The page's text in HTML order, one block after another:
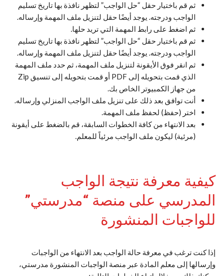
ثم قم باختيار حقل “حل الواجب” لتظهر نافذة بها تاريخ تسليم
الواجب ودرجته. يوجد أيضًا حقل لتنزيل ملف المهمة وإرساله.
ثم اضغط على رابط المهمة التي تريد حلها.
ثم قم باختيار حقل “حل الواجب” لتظهر نافذة بها تاريخ تسليم
الواجب ودرجته. يوجد أيضًا حقل لتنزيل ملف المهمة وإرساله.
ثم انقر فوق الأيقونة لتنزيل ملف المهمة، ثم حدد ملف المهمة
الذي قمت بتحويله إلى PDF أو قمت بتحويله إلى تنسيق Zip
من جهاز الكمبيوتر الخاص بك.
أنت توافق بعد ذلك على تنزيل ملف الواجب المنزلي وإرساله.
اختر (حفظ) لحفظ ملف المهمة.
بعد الانتهاء من كافة الخطوات السابقة، قم بالضغط على أيقونة
(مرئية) ليكون ملف الواجب مرئياً للمعلم.
كيفية معرفة نتيجة الواجب
المدرسي على منصة “مدرستي”
للواجبات المنشورة
إذا كنت ترغب في معرفة حالة الواجب بعد الانتهاء من الواجبات
وإرسالها إلى معلم المادة عبر منصة الواجبات المنشورة مدرستي،